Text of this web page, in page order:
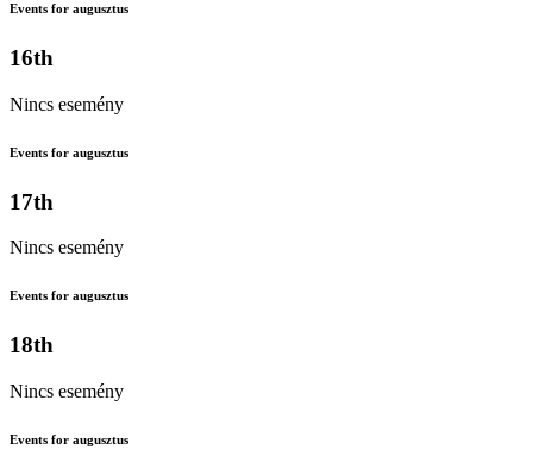
Events for augusztus
16th
Nincs esemény
Events for augusztus
17th
Nincs esemény
Events for augusztus
18th
Nincs esemény
Events for augusztus